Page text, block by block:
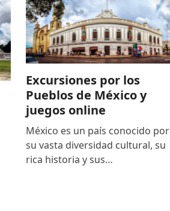
Excursiones por los
Pueblos de México y
juegos online
México es un país conocido por
su vasta diversidad cultural, su
rica historia y sus…